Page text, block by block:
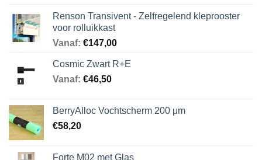
Renson Transivent - Zelfregelend kleprooster
voor rolluikkast
Vanaf: €147,00
Cosmic Zwart R+E
Vanaf: €46,50
BerryAlloc Vochtscherm 200 μm
€58,20
Forte M02 met Glas